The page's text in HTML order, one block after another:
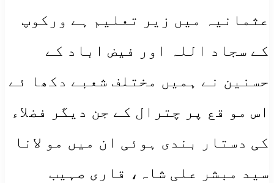
عثمانیہ میں زیر تعلیم ہے ورکوپ
کے سجاد اللہ اور فیض اباد کے
حسنین نے ہمیں مختلف شعبے دکھا ئے
اس مو قع پر چترال کے جن دیگر فضلاء
کی دستار بندی ہوئی ان میں مو لانا
سید مبشر علی شاہ، قاری صہیب